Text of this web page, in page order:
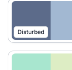
Disturbed